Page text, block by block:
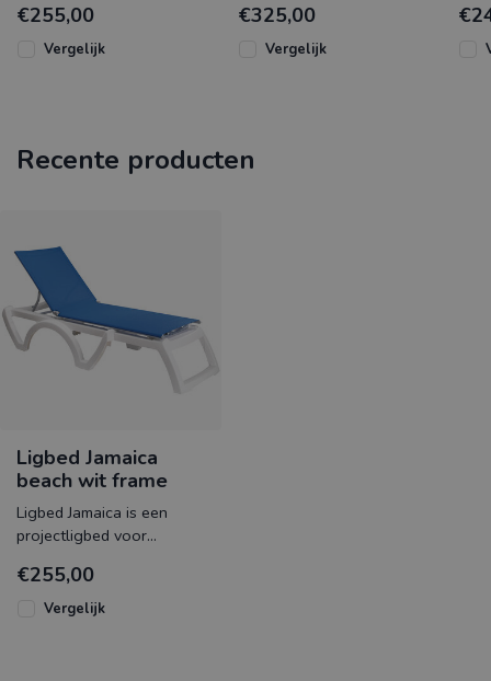
gebruik. Het vervangbare
textileen i
€255,00
Vergelijk
gevoerd textileen zorgt
voor de ultieme
€325,00
Vergelijk
ultie
Recente producten
Ligbed Jamaica
beach wit frame
Ligbed Jamaica is een
projectligbed voor
gebruik. Het vervangbare
textileen i
€255,00
Vergelijk